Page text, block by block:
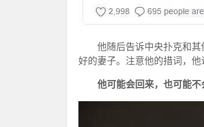
他随后告诉中央扑克和
好的妻子。注意他的措词，
他可能会回来，也可能不